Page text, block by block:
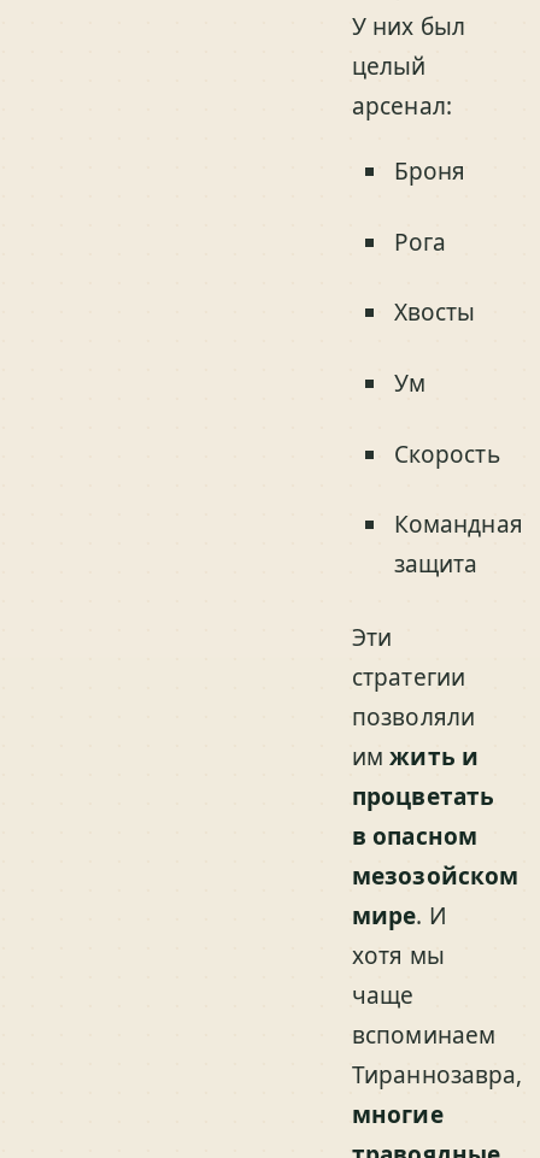
У них был
целый
арсенал:
Броня
Рога
Хвосты
Ум
Скорость
Командная
защита
Эти
стратегии
позволяли
имжить и
процветать
в опасном
мезозойском
мире. И
хотя мы
чаще
вспоминаем
Тираннозавра,
многие